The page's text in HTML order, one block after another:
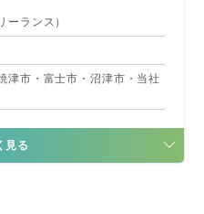
ーランス）
津市・富士市・沼津市・当社